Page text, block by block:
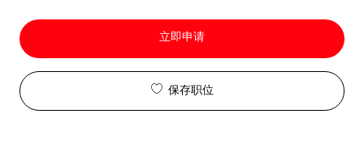
立即申请
保存职位